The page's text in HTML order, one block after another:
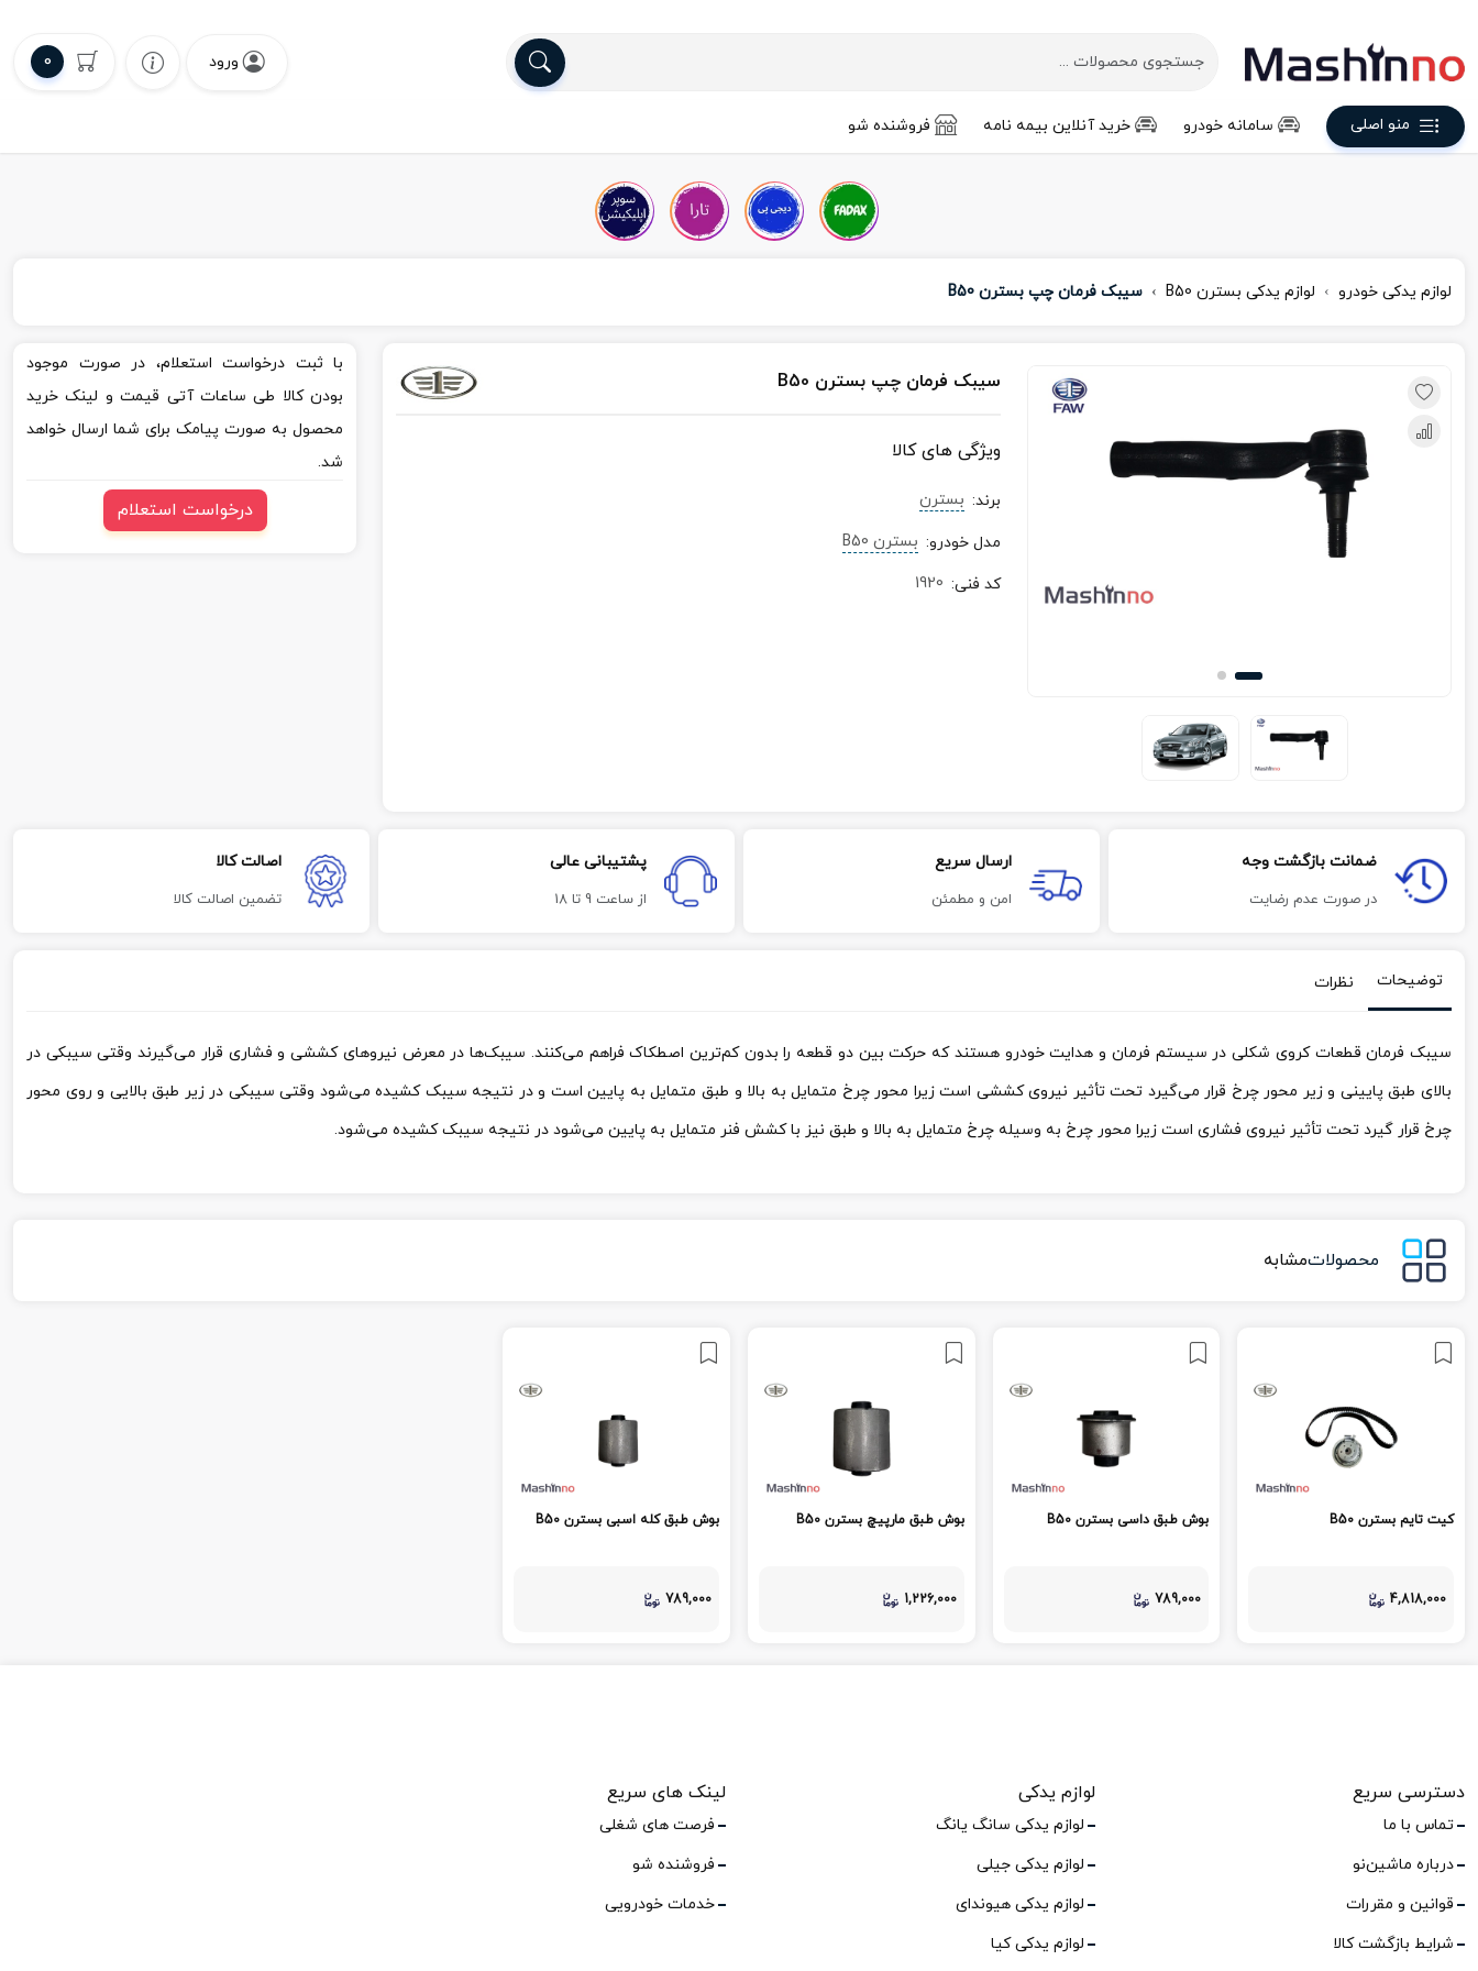
ورود 0
منو اصلی سامانه خودرو خرید آنلاین بیمه نامه فروشنده شو
لوازم یدکی خودرو لوازم یدکی بسترن B50 سیبک فرمان چپ بسترن B50
سیبک فرمان چپ بسترن B50
ویژگی های کالا
برند: بسترن
مدل خودرو: بسترن B50
کد فنی:
1920
با ثبت درخواست استعلام، در صورت موجود
بودن کالا طی ساعات آتی قیمت و لینک خرید
محصول به صورت پیامک برای شما ارسال خواهد
شد.
درخواست استعلام
ضمانت بازگشت وجه
در صورت عدم رضایت
ارسال سریع
امن و مطمئن
پشتیبانی عالی
از ساعت 9 تا 18
اصالت کالا
تضمین اصالت کالا
توضیحات نظرات
سیبک فرمان قطعات کروی شکلی در سیستم فرمان و هدایت خودرو هستند که حرکت بین دو قطعه را بدون کم‌ترین اصطکاک فراهم می‌کنند. سیبک‌ها در معرض نیروهای کششی و فشاری قرار می‌گیرند وقتی سیبکی در
بالای طبق پایینی و زیر محور چرخ قرار می‌گیرد تحت تأثیر نیروی کششی است زیرا محور چرخ متمایل به بالا و طبق متمایل به پایین است و در نتیجه سیبک کشیده می‌شود وقتی سیبکی در زیر طبق بالایی و روی محور
چرخ قرار گیرد تحت تأثیر نیروی فشاری است زیرا محور چرخ به وسیله چرخ متمایل به بالا و طبق نیز با کشش فنر متمایل به پایین می‌شود در نتیجه سیبک کشیده می‌شود.
محصولاتمشابه
کیت تایم بسترن B50
4,818,000
بوش طبق داسی بسترن B50
789,000
بوش طبق مارپیچ بسترن B50
1,226,000
بوش طبق کله اسبی بسترن B50
789,000
دسترسی سریع
تماس با ما
درباره ماشین‌نو
قوانین و مقررات
شرایط بازگشت کالا
لوازم یدکی
لوازم یدکی سانگ یانگ
لوازم یدکی جیلی
لوازم یدکی هیوندای
لوازم یدکی کیا
لینک های سریع
فرصت های شغلی
فروشنده شو
خدمات خودرویی